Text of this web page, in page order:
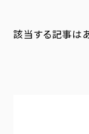
該当する記事は